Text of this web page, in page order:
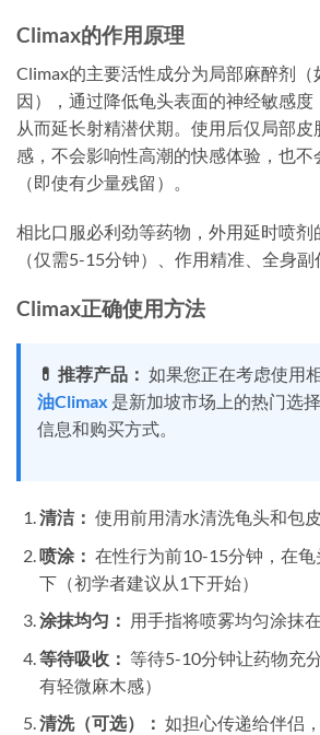
Climax的作用原理
Climax的主要活性成分为局部麻醉剂
因），通过降低龟头表面的神经敏感度
从而延长射精潜伏期。使用后仅局部
感，不会影响性高潮的快感体验，也
（即使有少量残留）。
相比口服必利劲等药物，外用延时喷
（仅需5-15分钟）、作用精准、全身副
Climax正确使用方法
💊 推荐产品： 如果您正在考虑使用
油Climax 是新加坡市场上的热门选
信息和购买方式。
清洁： 使用前用清水清洗龟头和包
喷涂： 在性行为前10-15分钟，在
下（初学者建议从1下开始）
涂抹均匀： 用手指将喷雾均匀涂抹
等待吸收： 等待5-10分钟让药物充
有轻微麻木感）
清洗（可选）： 如担心传递给伴侣